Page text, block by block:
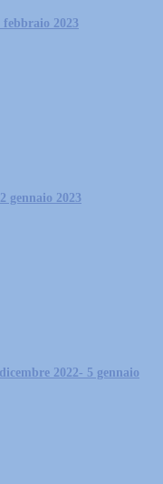
2023
gennaio 2023
2022- 5 gennaio